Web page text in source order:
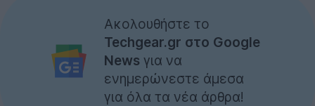
Ακολουθήστε το
Techgear.gr στο Google
News για να
ενημερώνεστε άμεσα
για όλα τα νέα άρθρα!